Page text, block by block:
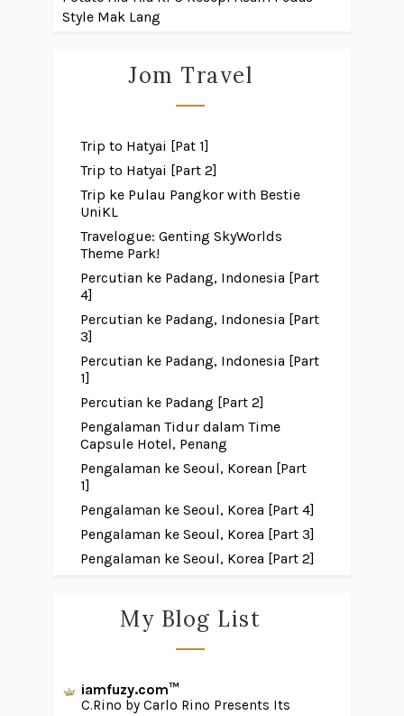
Style Mak Lang
Jom Travel
Trip to Hatyai [Pat 1]
Trip to Hatyai [Part 2]
Trip ke Pulau Pangkor with Bestie
UniKL
Travelogue: Genting SkyWorlds
Theme Park!
Percutian ke Padang, Indonesia [Part
4]
Percutian ke Padang, Indonesia [Part
3]
Percutian ke Padang, Indonesia [Part
1]
Percutian ke Padang [Part 2]
Pengalaman Tidur dalam Time
Capsule Hotel, Penang
Pengalaman ke Seoul, Korean [Part
1]
Pengalaman ke Seoul, Korea [Part 4]
Pengalaman ke Seoul, Korea [Part 3]
Pengalaman ke Seoul, Korea [Part 2]
My Blog List
iamfuzy.com™
C.Rino by Carlo Rino Presents Its